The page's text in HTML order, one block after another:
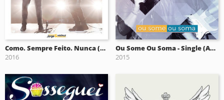
Como. Sempre Feito. Nunca (ao Vivo)
2016
Ou Some Ou Soma - Single (Ao Vivo)
2015